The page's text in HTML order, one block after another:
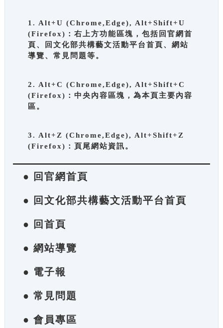
1. Alt+U (Chrome,Edge), Alt+Shift+U
(Firefox)：右上方功能區塊，包括回官網首
頁、回文化部共構藝文活動平台首頁、網站
導覽、常見問題等。
2. Alt+C (Chrome,Edge), Alt+Shift+C
(Firefox)：中央內容區塊，為本頁主要內容
區。
3. Alt+Z (Chrome,Edge), Alt+Shift+Z
(Firefox)：頁尾網站資訊。
● 回官網首頁
● 回文化部共構藝文活動平台首頁
● 回首頁
● 網站導覽
● 電子報
● 常見問題
● 會員專區